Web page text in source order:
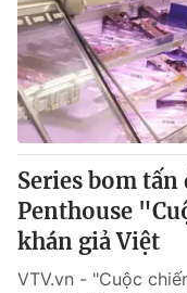
Series bom
Penthouse
khán giả Việt
VTV.vn - "Cuộc